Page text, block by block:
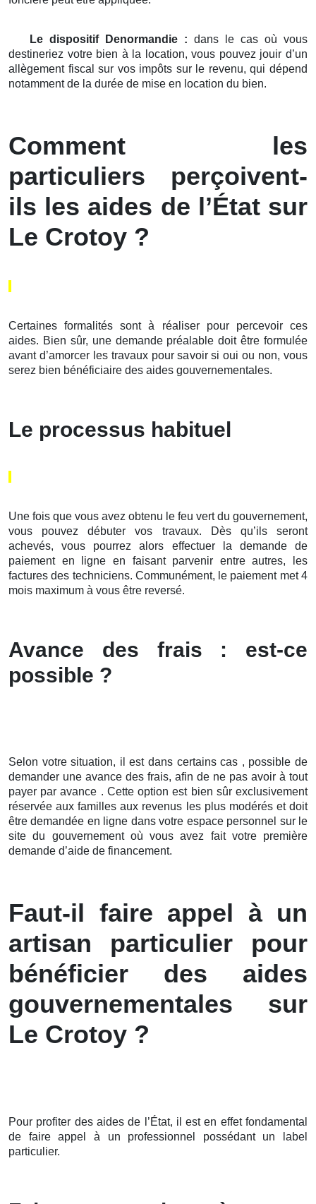
Le dispositif Denormandie : dans le cas où vous
destineriez votre bien à la location, vous pouvez jouir d’un
allègement fiscal sur vos impôts sur le revenu, qui dépend
notamment de la durée de mise en location du bien.
Comment les
particuliers perçoivent-
ils les aides de l’État sur
Le Crotoy ?
Certaines formalités sont à réaliser pour percevoir ces
aides. Bien sûr, une demande préalable doit être formulée
avant d’amorcer les travaux pour savoir si oui ou non, vous
serez bien bénéficiaire des aides gouvernementales.
Le processus habituel
Une fois que vous avez obtenu le feu vert du gouvernement,
vous pouvez débuter vos travaux. Dès qu’ils seront
achevés, vous pourrez alors effectuer la demande de
paiement en ligne en faisant parvenir entre autres, les
factures des techniciens. Communément, le paiement met 4
mois maximum à vous être reversé.
Avance des frais : est-ce
possible ?
Selon votre situation, il est dans certains cas , possible de
demander une avance des frais, afin de ne pas avoir à tout
payer par avance . Cette option est bien sûr exclusivement
réservée aux familles aux revenus les plus modérés et doit
être demandée en ligne dans votre espace personnel sur le
site du gouvernement où vous avez fait votre première
demande d’aide de financement.
Faut-il faire appel à un
artisan particulier pour
bénéficier des aides
gouvernementales sur
Le Crotoy ?
Pour profiter des aides de l’État, il est en effet fondamental
de faire appel à un professionnel possédant un label
particulier.